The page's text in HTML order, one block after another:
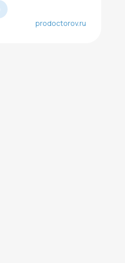
prodoctorov.ru